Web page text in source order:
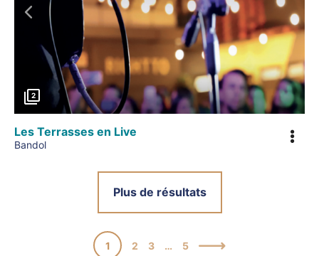
Précédent
2
Les Terrasses en Live
Bandol
Plus de résultats
1 2 3 … 5